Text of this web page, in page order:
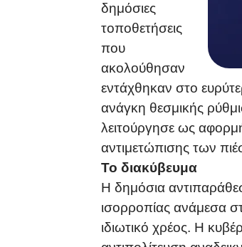
δημόσιες
τοποθετήσεις
που
ακολούθησαν
εντάχθηκαν στο
ανάγκη θεσμικής
λειτούργησε ως
αντιμετώπισης των
Το διακύβευμα
Η δημόσια
ισορροπίας ανάμεσα
ιδιωτικό χρέος. Η